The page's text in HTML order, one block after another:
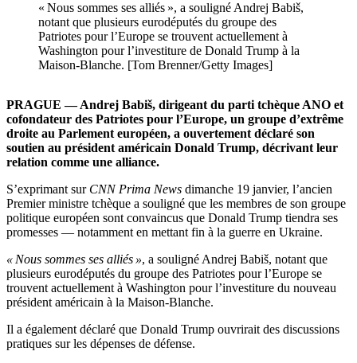
« Nous sommes ses alliés », a souligné Andrej Babiš,
notant que plusieurs eurodéputés du groupe des
Patriotes pour l’Europe se trouvent actuellement à
Washington pour l’investiture de Donald Trump à la
Maison-Blanche. [Tom Brenner/Getty Images]
PRAGUE — Andrej Babiš, dirigeant du parti tchèque ANO et
cofondateur des Patriotes pour l’Europe, un groupe d’extrême
droite au Parlement européen, a ouvertement déclaré son
soutien au président américain Donald Trump, décrivant leur
relation comme une alliance.
S’exprimant sur CNN Prima News dimanche 19 janvier, l’ancien
Premier ministre tchèque a souligné que les membres de son groupe
politique européen sont convaincus que Donald Trump tiendra ses
promesses — notamment en mettant fin à la guerre en Ukraine.
« Nous sommes ses alliés », a souligné Andrej Babiš, notant que
plusieurs eurodéputés du groupe des Patriotes pour l’Europe se
trouvent actuellement à Washington pour l’investiture du nouveau
président américain à la Maison-Blanche.
Il a également déclaré que Donald Trump ouvrirait des discussions
pratiques sur les dépenses de défense.